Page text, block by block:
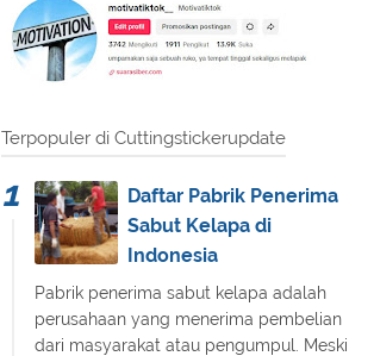
Terpopuler di Cuttingstickerupdate
Daftar Pabrik Penerima
Sabut Kelapa di
Indonesia
Pabrik penerima sabut kelapa adalah
perusahaan yang menerima pembelian
dari masyarakat atau pengumpul. Meski